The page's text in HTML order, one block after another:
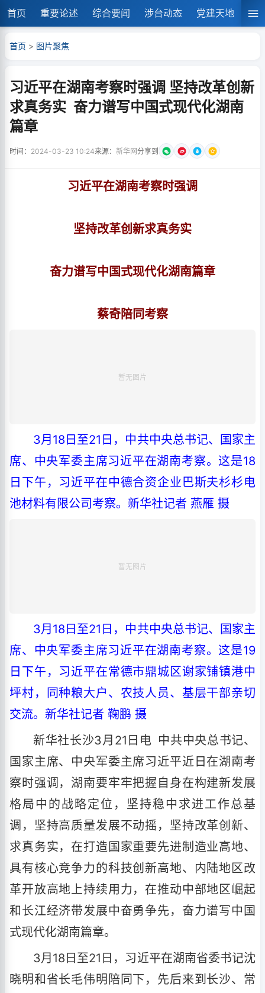
首页 重要论述 综合要闻 涉台动态 党建天地 湘
首页 > 图片聚焦
习近平在湖南考察时强调 坚持改革创新
求真务实 奋力谱写中国式现代化湖南
篇章
时间： 2024-03-23 10:24来源： 新华网分享到
习近平在湖南考察时强调
坚持改革创新求真务实
奋力谱写中国式现代化湖南篇章
蔡奇陪同考察
3月18日至21日，中共中央总书记、国家主
席、中央军委主席习近平在湖南考察。这是18
日下午，习近平在中德合资企业巴斯夫杉杉电
池材料有限公司考察。新华社记者 燕雁 摄
3月18日至21日，中共中央总书记、国家主
席、中央军委主席习近平在湖南考察。这是19
日下午，习近平在常德市鼎城区谢家铺镇港中
坪村，同种粮大户、农技人员、基层干部亲切
交流。新华社记者 鞠鹏 摄
新华社长沙3月21日电 中共中央总书记、
国家主席、中央军委主席习近平近日在湖南考
察时强调，湖南要牢牢把握自身在构建新发展
格局中的战略定位，坚持稳中求进工作总基
调，坚持高质量发展不动摇，坚持改革创新、
求真务实，在打造国家重要先进制造业高地、
具有核心竞争力的科技创新高地、内陆地区改
革开放高地上持续用力，在推动中部地区崛起
和长江经济带发展中奋勇争先，奋力谱写中国
式现代化湖南篇章。
3月18日至21日，习近平在湖南省委书记沈
晓明和省长毛伟明陪同下，先后来到长沙、常